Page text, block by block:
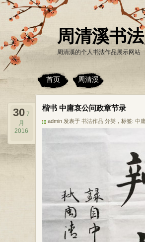
周清溪书
周清溪的个人书法作品展示网站
首页 周清溪
楷书 中庸哀公问政章节录
admin 发表于 书法作品 分类，标签: 中
30 7
月
2016